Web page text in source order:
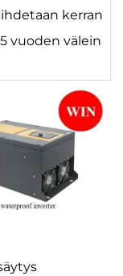
kerran
vuoden välein